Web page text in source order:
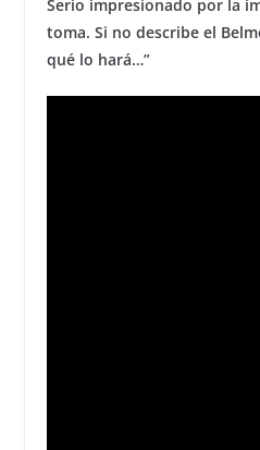
Serio impresionado por la
toma. Si no describe el
qué lo hará…”